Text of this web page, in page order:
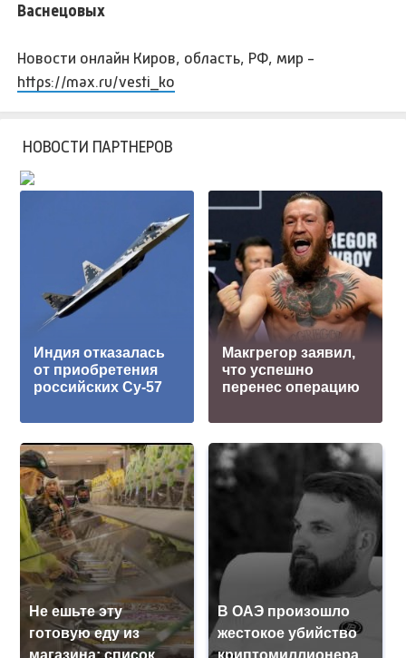
Васнецовых
Новости онлайн Киров, область, РФ, мир -
https://max.ru/vesti_ko
НОВОСТИ ПАРТНЕРОВ
Индия отказалась
от приобретения
российских Су-57
Макгрегор заявил,
что успешно
перенес операцию
Не ешьте эту
готовую еду из
В ОАЭ произошло
жестокое убийство